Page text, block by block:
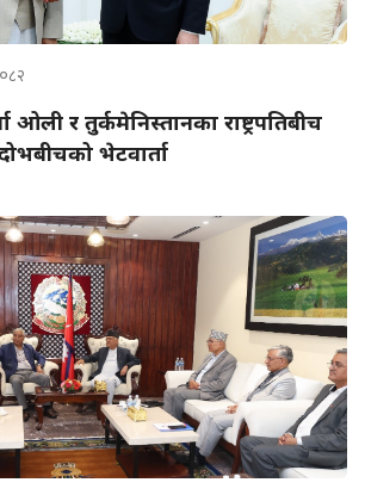
ओली र तुर्कमेनिस्तानका राष्ट्रपतिबीच
भेटवार्ता